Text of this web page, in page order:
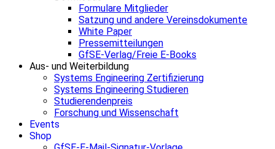
Formulare Mitglieder
Satzung und andere Vereinsdokumente
White Paper
Pressemitteilungen
GfSE-Verlag/Freie E-Books
Aus- und Weiterbildung
Systems Engineering Zertifizierung
Systems Engineering Studieren
Studierendenpreis
Forschung und Wissenschaft
Events
Shop